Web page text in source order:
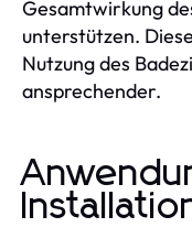
Gesamtwirkung
unterstützen.
Nutzung des
ansprechender.